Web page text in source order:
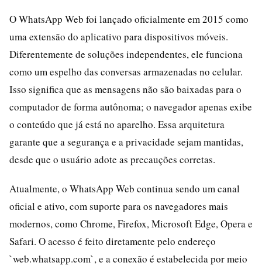
O WhatsApp Web foi lançado oficialmente em 2015 como
uma extensão do aplicativo para dispositivos móveis.
Diferentemente de soluções independentes, ele funciona
como um espelho das conversas armazenadas no celular.
Isso significa que as mensagens não são baixadas para o
computador de forma autônoma; o navegador apenas exibe
o conteúdo que já está no aparelho. Essa arquitetura
garante que a segurança e a privacidade sejam mantidas,
desde que o usuário adote as precauções corretas.
Atualmente, o WhatsApp Web continua sendo um canal
oficial e ativo, com suporte para os navegadores mais
modernos, como Chrome, Firefox, Microsoft Edge, Opera e
Safari. O acesso é feito diretamente pelo endereço
`web.whatsapp.com`, e a conexão é estabelecida por meio